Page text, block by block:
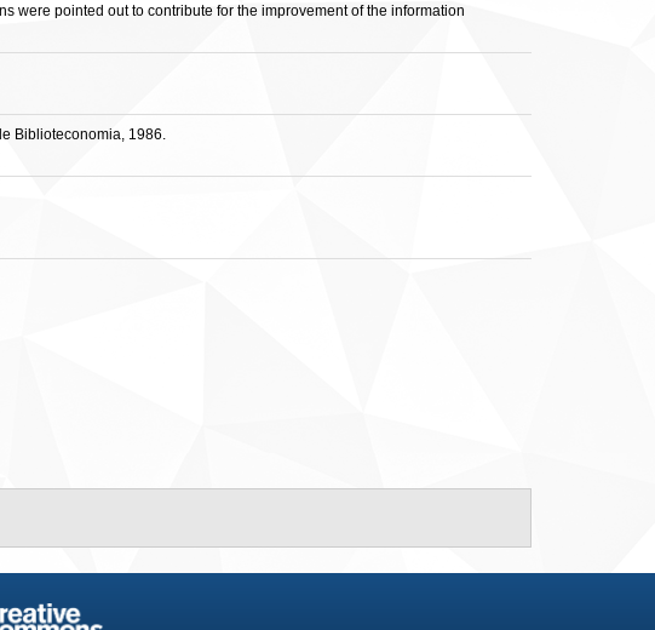
were pointed out to contribute for the improvement of the information
Biblioteconomia, 1986.